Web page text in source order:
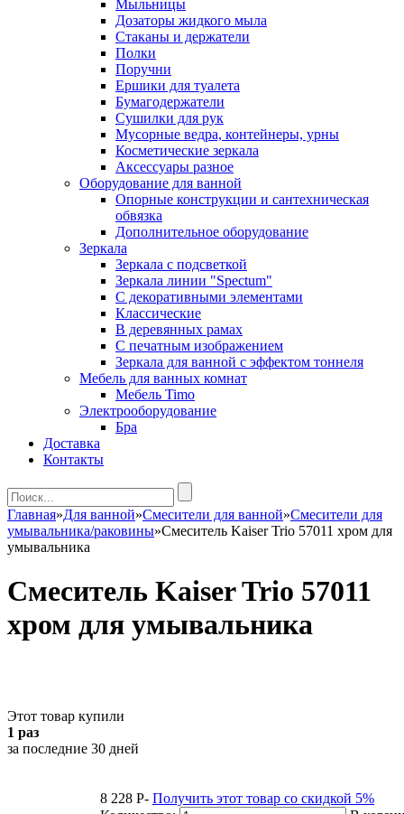
Мыльницы
Дозаторы жидкого мыла
Стаканы и держатели
Полки
Поручни
Ершики для туалета
Бумагодержатели
Сушилки для рук
Мусорные ведра, контейнеры, урны
Косметические зеркала
Аксессуары разное
Оборудование для ванной
Опорные конструкции и сантехническая
обвязка
Дополнительное оборудование
Зеркала
Зеркала с подсветкой
Зеркала линии "Spectum"
С декоративными элементами
Классические
В деревянных рамах
С печатным изображением
Зеркала для ванной с эффектом тоннеля
Мебель для ванных комнат
Мебель Timo
Электрооборудование
Бра
Доставка
Контакты
Главная»Для ванной»Смесители для ванной»Смесители для
умывальника/раковины»Смеситель Kaiser Trio 57011 хром для
умывальника
Смеситель Kaiser Trio 57011
хром для умывальника
Этот товар купили
1 раз
за последние 30 дней
8 228 P- Получить этот товар со скидкой 5%